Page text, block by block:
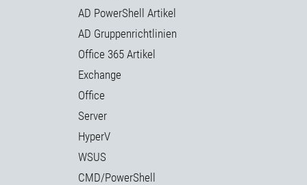
AD PowerShell Artikel
AD Gruppenrichtlinien
Office 365 Artikel
Exchange
Office
Server
HyperV
WSUS
CMD/PowerShell